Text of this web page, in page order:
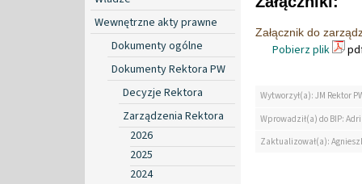
Wewnętrzne akty prawne
Dokumenty ogólne
Dokumenty Rektora PW
Decyzje Rektora
Zarządzenia Rektora
2026
2025
2024
Załącznik do
Pobierz plik
Wytworzył(a): JM Rektor
Wprowadził(a) do BIP:
Zaktualizował(a):